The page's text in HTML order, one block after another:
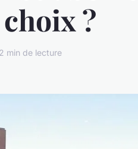
?
min de lecture